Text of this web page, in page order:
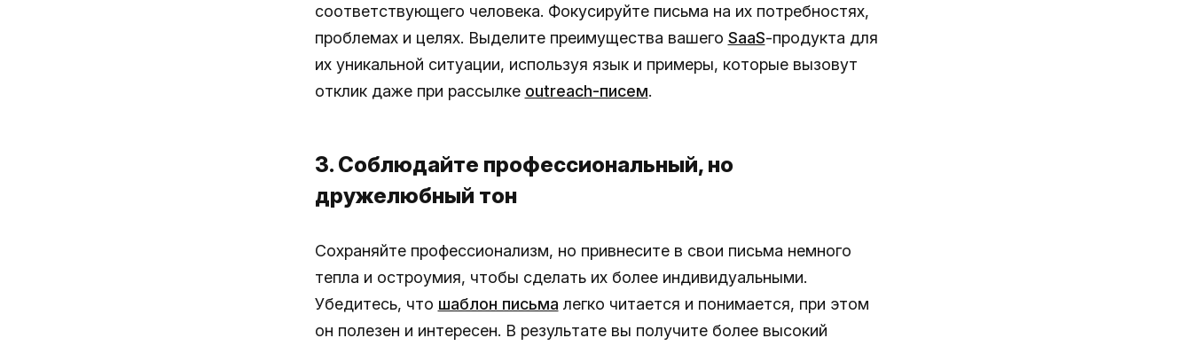
соответствующего человека. Фокусируйте письма на их потребностях,
проблемах и целях. Выделите преимущества вашего SaaS-продукта для
их уникальной ситуации, используя язык и примеры, которые вызовут
отклик даже при рассылке outreach-писем.
3. Соблюдайте профессиональный, но
дружелюбный тон
Сохраняйте профессионализм, но привнесите в свои письма немного
тепла и остроумия, чтобы сделать их более индивидуальными.
Убедитесь, что шаблон письма легко читается и понимается, при этом
он полезен и интересен. В результате вы получите более высокий